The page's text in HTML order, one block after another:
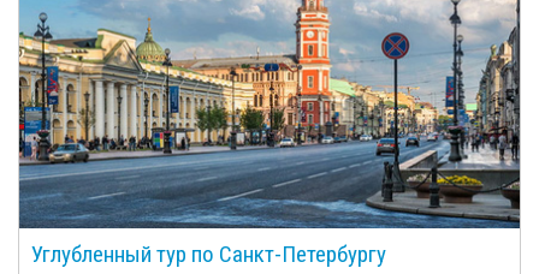
Углубленный тур по Санкт-Петербургу